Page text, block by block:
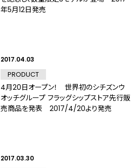
年5月12日発売
2017.04.03
PRODUCT
4月20日オープン！ 世界初のシチズンウ
オッチグループ フラッグシップストア先行販
売商品を発表 2017/4/20より発売
2017.03.30